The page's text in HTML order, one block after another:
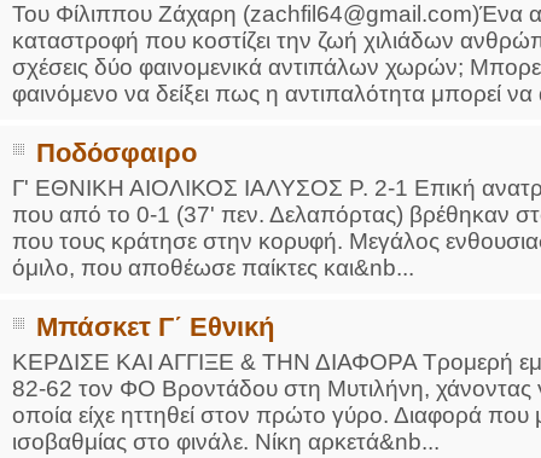
Του Φίλιππου Ζάχαρη (zachfil64@gmail.com)Ένα
καταστροφή που κοστίζει την ζωή χιλιάδων
σχέσεις δύο φαινομενικά αντιπάλων χωρών;
φαινόμενο να δείξει πως η αντιπαλότητα μπορεί
Ποδόσφαιρο
Γ' ΕΘΝΙΚΗ ΑΙΟΛΙΚΟΣ ΙΑΛΥΣΟΣ Ρ. 2-1 Επική
που από το 0-1 (37' πεν. Δελαπόρτας) βρέθηκαν
που τους κράτησε στην κορυφή. Μεγάλος
όμιλο, που αποθέωσε παίκτες και&nb...
Μπάσκετ Γ΄ Εθνική
ΚΕΡΔΙΣΕ ΚΑΙ ΑΓΓΙΞΕ & ΤΗΝ ΔΙΑΦΟΡΑ Τρομερή
82-62 τον ΦΟ Βροντάδου στη Μυτιλήνη, χάνοντας
οποία είχε ηττηθεί στον πρώτο γύρο. Διαφορά που
ισοβαθμίας στο φινάλε. Νίκη αρκετά&nb...